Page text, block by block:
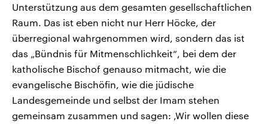
Unterstützung aus dem gesamten gesellschaftlichen
Raum. Das ist eben nicht nur Herr Höcke, der
überregional wahrgenommen wird, sondern das ist
das „Bündnis für Mitmenschlichkeit“, bei dem der
katholische Bischof genauso mitmacht, wie die
evangelische Bischöfin, wie die jüdische
Landesgemeinde und selbst der Imam stehen
gemeinsam zusammen und sagen: ‚Wir wollen diese